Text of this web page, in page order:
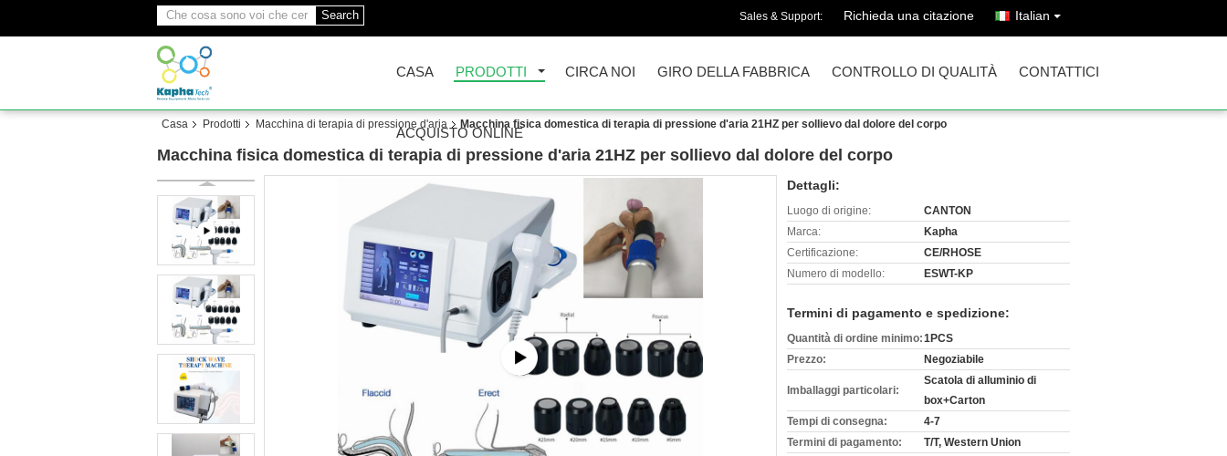
Search Sales & Support: Richieda una citazione Italian
CASA PRODOTTI CIRCA NOI GIRO DELLA FABBRICA CONTROLLO DI QUALITÀ CONTATTICI
ACQUISTO ONLINE
Casa Prodotti Macchina di terapia di pressione d'aria Macchina fisica domestica di terapia di pressione d'aria 21HZ per sollievo dal dolore del corpo
Macchina fisica domestica di terapia di pressione d'aria 21HZ per sollievo dal dolore del corpo
Dettagli:
Luogo di origine:
CANTON
Marca:
Kapha
Certificazione:
CE/RHOSE
Numero di modello:
ESWT-KP
Termini di pagamento e spedizione:
Quantità di ordine minimo:1PCS
Prezzo:
Negoziabile
Imballaggi particolari:
Scatola di alluminio di
box+Carton
Tempi di consegna:
4-7
Termini di pagamento:
T/T, Western Union